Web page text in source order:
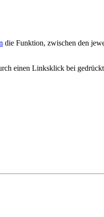
die Funktion, zwischen den
einen Linksklick bei